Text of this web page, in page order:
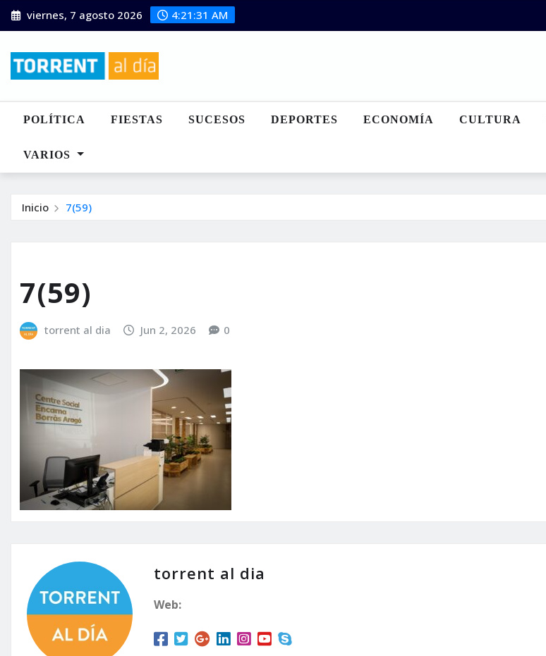
Saltar
al
viernes, 7 agosto 2026 4:21:32 AM
POLÍTICA FIESTAS SUCESOS DEPORTES ECONOMÍA CULTURA
VARIOS
Inicio 7(59)
7(59)
torrent al dia Jun 2, 2026 0
torrent al dia
Web: